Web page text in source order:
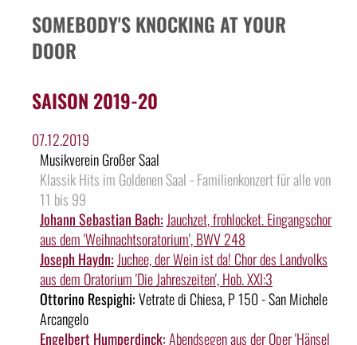
SOMEBODY'S KNOCKING AT YOUR
DOOR
SAISON 2019-20
07.12.2019
Musikverein Großer Saal
Klassik Hits im Goldenen Saal - Familienkonzert für alle von
11 bis 99
Johann Sebastian Bach: Jauchzet, frohlocket. Eingangschor
aus dem 'Weihnachtsoratorium', BWV 248
Joseph Haydn: Juchee, der Wein ist da! Chor des Landvolks
aus dem Oratorium 'Die Jahreszeiten', Hob. XXI:3
Ottorino Respighi:Vetrate di Chiesa, P 150 - San Michele
Arcangelo
Engelbert Humperdinck:Abendsegen aus der Oper 'Hänsel